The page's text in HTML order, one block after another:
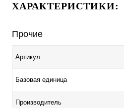
ХАРАКТЕРИСТИКИ:
Прочие
Артикул
Базовая единица
Производитель